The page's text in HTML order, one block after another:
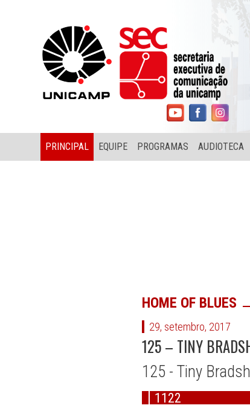
PRINCIPAL EQUIPE PROGRAMAS AUDIOTECA
HOME OF BLUES
29, setembro, 2017
125 – TINY
125 - Tiny
1122